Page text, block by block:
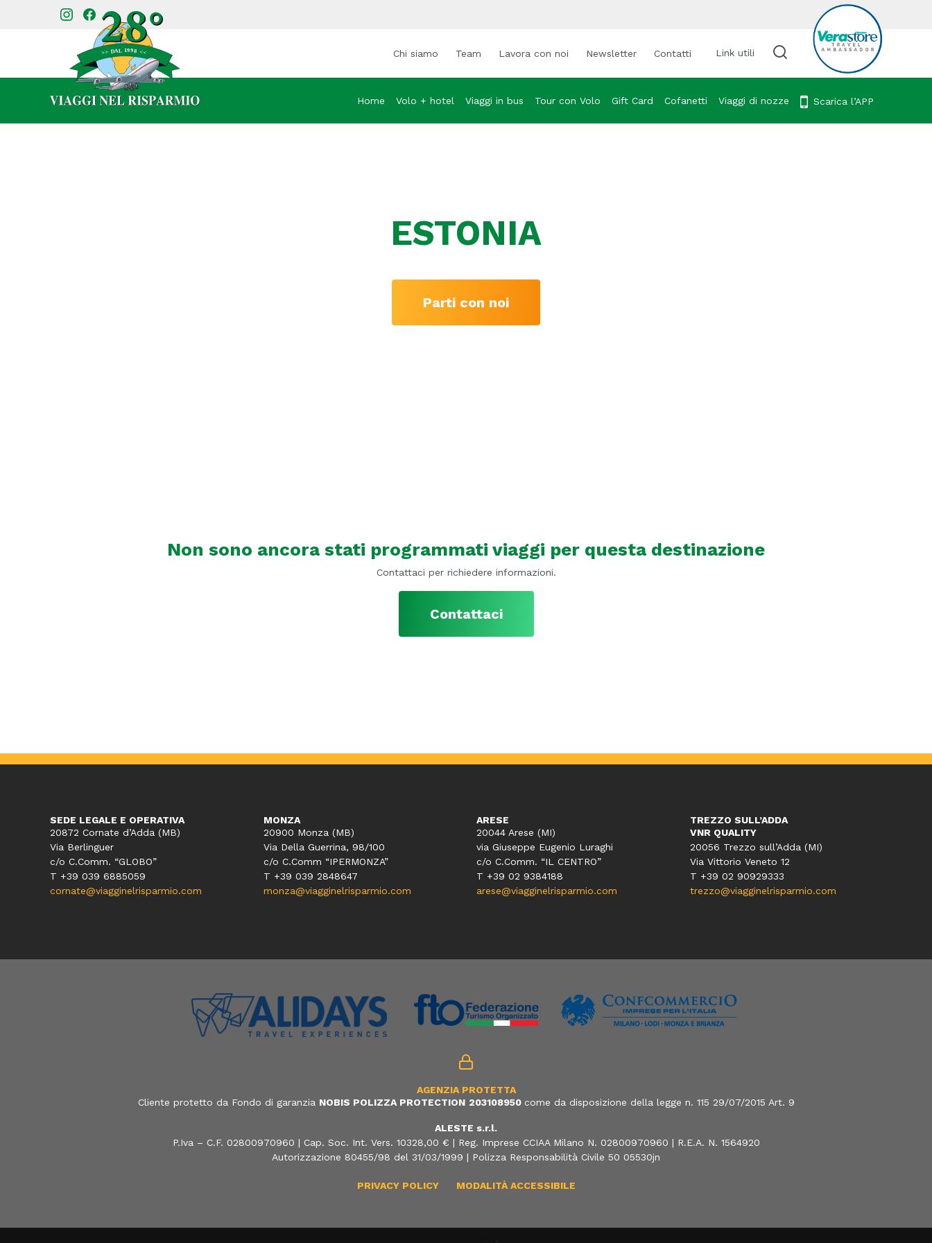
Chi siamo Team Lavora con noi Newsletter Contatti Link utili Cerca viaggio
Home Volo + hotel Viaggi in bus Tour con Volo Gift Card Cofanetti Viaggi di nozze Scarica l’APP
ESTONIA
Parti con noi
Non sono ancora stati programmati viaggi per questa destinazione
Contattaci per richiedere informazioni.
Contattaci
SEDE LEGALE E OPERATIVA
20872 Cornate d’Adda (MB)
Via Berlinguer
c/o C.Comm. “GLOBO”
T +39 039 6885059
cornate@viagginelrisparmio.com
MONZA
20900 Monza (MB)
Via Della Guerrina, 98/100
c/o C.Comm “IPERMONZA”
T +39 039 2848647
monza@viagginelrisparmio.com
ARESE
20044 Arese (MI)
via Giuseppe Eugenio Luraghi
c/o C.Comm. “IL CENTRO”
T +39 02 9384188
arese@viagginelrisparmio.com
TREZZO SULL’ADDA
VNR QUALITY
20056 Trezzo sull’Adda (MI)
Via Vittorio Veneto 12
T +39 02 90929333
trezzo@viagginelrisparmio.com
AGENZIA PROTETTA
Cliente protetto da Fondo di garanzia NOBIS POLIZZA PROTECTION 203108950 come da disposizione della legge n. 115 29/07/2015 Art. 9
ALESTE s.r.l.
P.Iva – C.F. 02800970960 | Cap. Soc. Int. Vers. 10328,00 € | Reg. Imprese CCIAA Milano N. 02800970960 | R.E.A. N. 1564920
Autorizzazione 80455/98 del 31/03/1999 | Polizza Responsabilità Civile 50 05530jn
PRIVACY POLICY MODALITÀ ACCESSIBILE